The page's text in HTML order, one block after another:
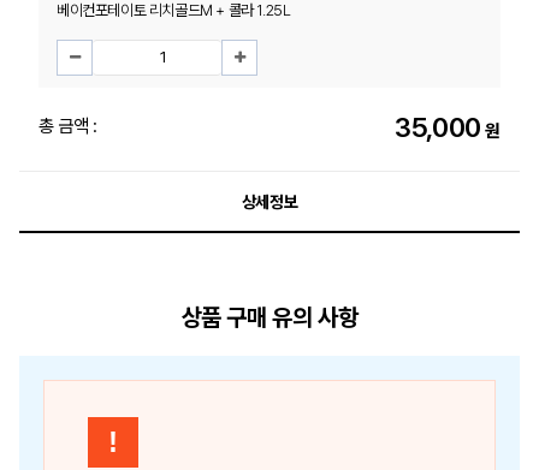
베이컨포테이토 리치골드M + 콜라 1.25L
총 금액 : 35,000 원
상세정보
상품 구매 유의 사항
!